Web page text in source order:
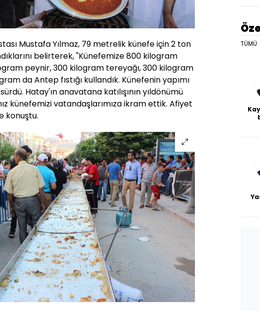
Mustafa Yılmaz, 79 metrelik künefe için 2 ton
belirterek, "Künefemize 800 kilogram
peynir, 300 kilogram tereyağı, 300 kilogram
da Antep fıstığı kullandık. Künefenin yapımı
Hatay'ın anavatana katılışının yıldönümü
künefemizi vatandaşlarımıza ikram ettik. Afiyet
konuştu.
TÜMÜ